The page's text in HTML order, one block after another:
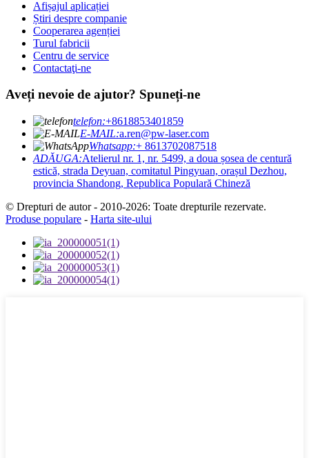
Afișajul aplicației
Știri despre companie
Cooperarea agenției
Turul fabricii
Centru de service
Contactaţi-ne
Aveți nevoie de ajutor? Spuneți-ne
telefon:+8618853401859
E-MAIL:a.ren@pw-laser.com
Whatsapp:+ 8613702087518
ADĂUGA:Atelierul nr. 1, nr. 5499, a doua șosea de centură
estică, strada Deyuan, comitatul Pingyuan, orașul Dezhou,
provincia Shandong, Republica Populară Chineză
© Drepturi de autor - 2010-2026: Toate drepturile rezervate.
Produse populare - Harta site-ului